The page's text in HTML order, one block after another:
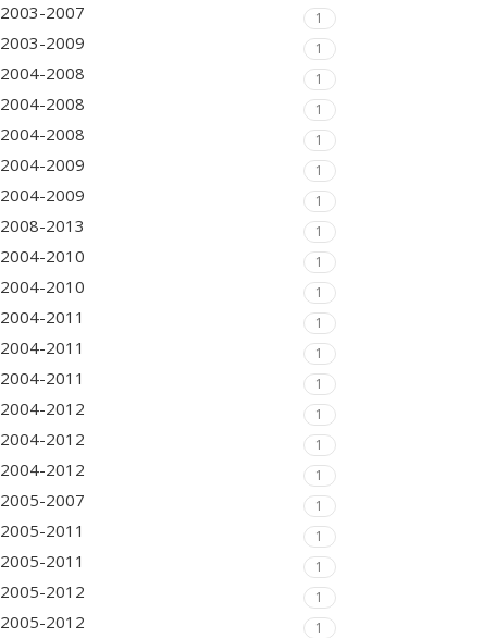
2003-2007 1
2003-2009 1
2004-2008 1
2004-2008 1
2004-2008 1
2004-2009 1
2004-2009 1
2008-2013 1
2004-2010 1
2004-2010 1
2004-2011 1
2004-2011 1
2004-2011 1
2004-2012 1
2004-2012 1
2004-2012 1
2005-2007 1
2005-2011 1
2005-2011 1
2005-2012 1
2005-2012 1